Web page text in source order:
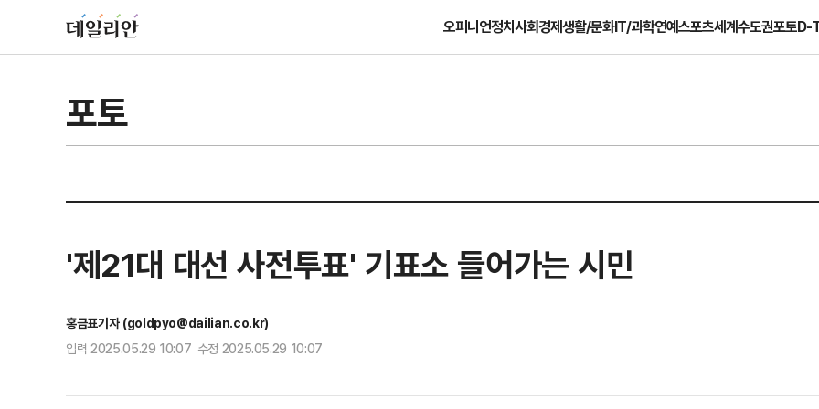
오피니언정치사회경제생활/문화IT/과학연예스포츠세계수도권포토D-
포토
'제21대 대선 사전투표' 기표소 들어가는 시민
홍금표기자 (goldpyo@dailian.co.kr)
입력 2025.05.29 10:07 수정 2025.05.29 10:07